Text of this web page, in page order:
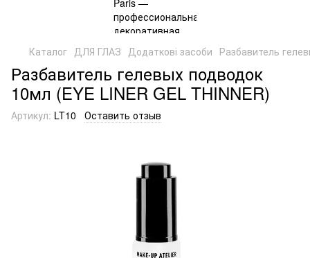
Каталог ДЛЯ ГЛАЗ Додаткові засоби Разбавитель
Разбавитель гелевых подводок
10мл (EYE LINER GEL THINNER)
Артикул: LT10 Оставить отзыв